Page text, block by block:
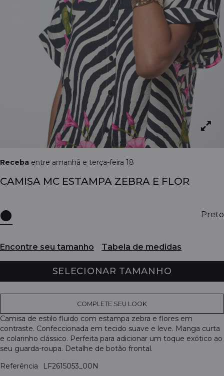
Receba entre amanhã e terça-feira 18
CAMISA MC ESTAMPA ZEBRA E FLOR
Preto
Encontre seu tamanho Tabela de medidas
SELECIONAR TAMANHO
COMPLETE SEU LOOK
Camisa de estilo fluido com estampa zebra e flores em
contraste. Confeccionada em tecido suave e leve. Manga curta
e colarinho clássico. Perfeita para adicionar um toque exótico ao
seu guarda-roupa. Detalhe de botão frontal.
Referência
LF2615053_00N